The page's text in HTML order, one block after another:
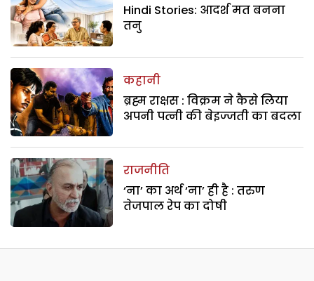
Hindi Stories: आदर्श मत बनना
तनु
कहानी
ब्रह्म राक्षस : विक्रम ने कैसे लिया
अपनी पत्नी की बेइज्जती का बदला
राजनीति
‘ना’ का अर्थ ‘ना’ ही है : तरुण
तेजपाल रेप का दोषी